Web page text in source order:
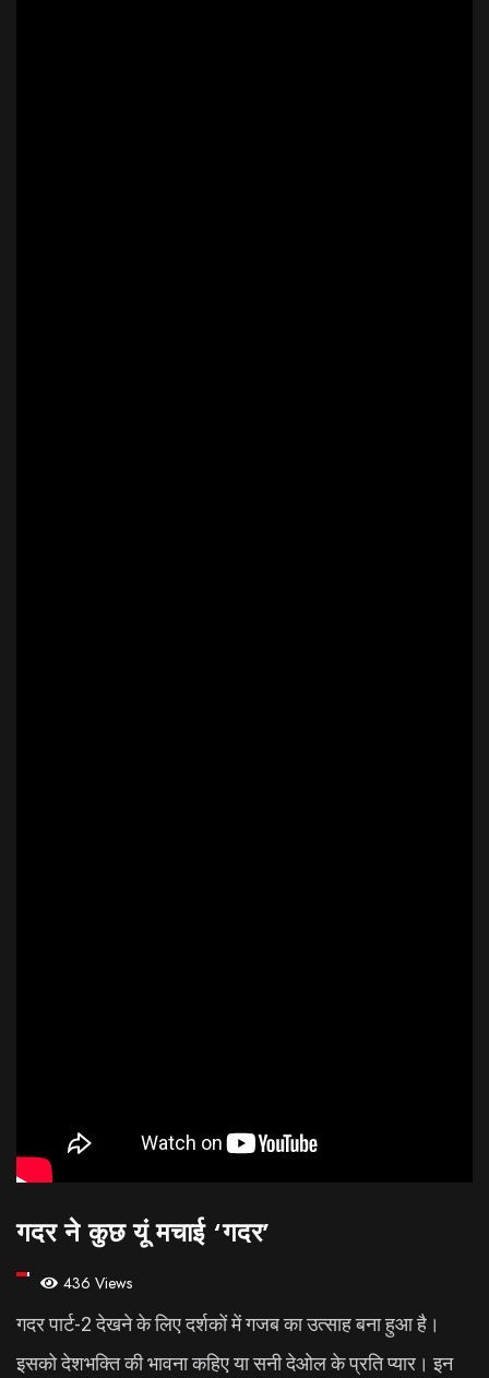
गदर ने कुछ यूं मचाई ‘गदर’
436 Views
गदर पार्ट-2 देखने के लिए दर्शकों में गजब का उत्साह बना हुआ है।
इसको देशभक्ति की भावना कहिए या सनी देओल के प्रति प्यार। इन